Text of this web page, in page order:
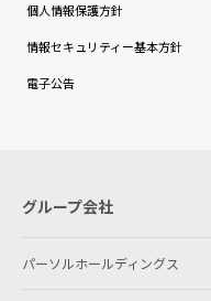
個人情報保護方針
情報セキュリティー基本方針
電子公告
グループ会社
パーソルホールディングス